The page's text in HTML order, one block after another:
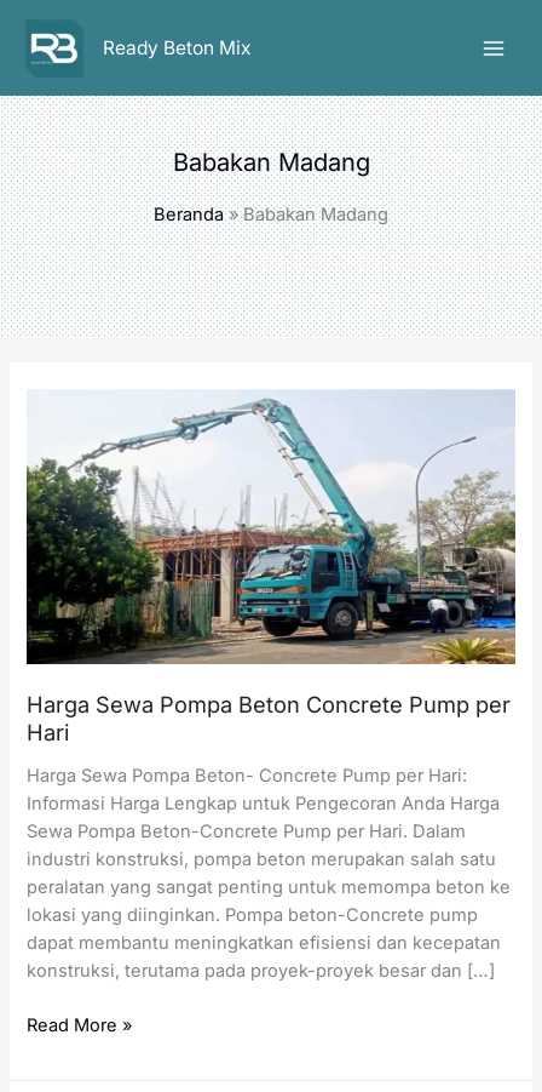
konten
Ready Beton Mix
Babakan Madang
Beranda Babakan Madang
Harga Sewa Pompa Beton Concrete Pump per
Hari
Harga Sewa Pompa Beton- Concrete Pump per Hari:
Informasi Harga Lengkap untuk Pengecoran Anda Harga
Sewa Pompa Beton-Concrete Pump per Hari. Dalam
industri konstruksi, pompa beton merupakan salah satu
peralatan yang sangat penting untuk memompa beton ke
lokasi yang diinginkan. Pompa beton-Concrete pump
dapat membantu meningkatkan efisiensi dan kecepatan
konstruksi, terutama pada proyek-proyek besar dan […]
Harga
Pompa
Read More »